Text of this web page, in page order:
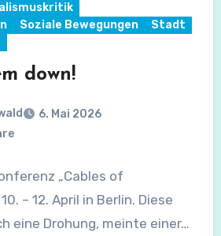
Soziale Bewegungen
Stadt
down!
6. Mai 2026
„Cables of
– 12. April in Berlin. Diese
eine Drohung, meinte einer…